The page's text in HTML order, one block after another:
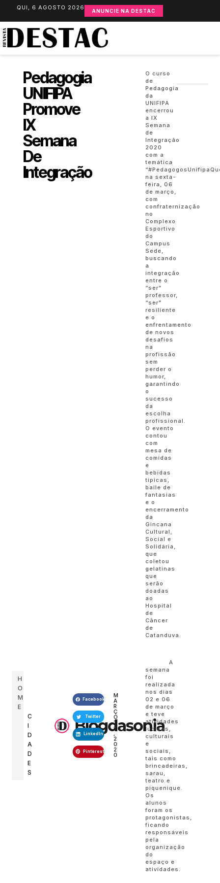
QUI, 6 AGOSTO 2026 ANUNCIE NA DESTAC
H
O
M
E
C
I
D
A
D
E
S
Pedagogia
UNIFIPA
Promove
IX
Semana
De
Integração
Blogdasonia
Facebook
Twitter
LinkedIn
Pinterest
M
A
R
Ç
O
1
0
,
2
0
2
0
O curso
de
Pedagogia
da
UNIFIPA
encerrou
a IX
Semana
de
Integração
2020
com a
temática
na sexta-
feira, 06
de março,
com
confraternização
no
Complexo
Esportivo
do
Campus
Sede,
buscando
a
integração
entre o
“ser”
professor,
“ser”
resiliente
e o
enfrentamento
de novos
desafios
na
profissão
sem
perder o
humor,
garantindo
o
sucesso
da
escolha
profissional.
O evento
contou
com
mesa de
comidas
e
bebidas
típicas,
baile de
fantasias
e o
encerramento
da
Gincana
Cultural,
Social e
Solidária,
que
coletou
gelatinas
que
serão
doadas
ao
Hospital
de
Câncer
de
Catanduva.
A
semana
foi
realizada
nos dias
02 e 06
de março
e teve
atividades
lúdicas,
culturais
e
sociais,
tais como
brincadeiras,
sarau,
teatro e
piquenique.
Os
alunos
foram os
protagonistas,
ficando
responsáveis
pela
organização
do
espaço e
atividades.